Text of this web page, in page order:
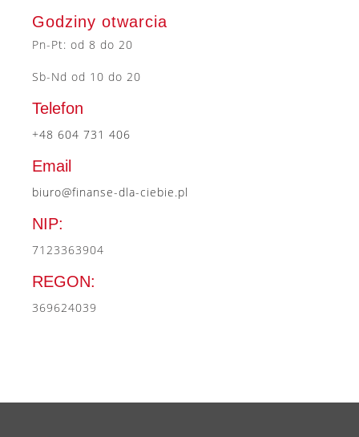
Godziny otwarcia
Pn-Pt: od 8 do 20
Sb-Nd od 10 do 20
Telefon
+48 604 731 406
Email
biuro@finanse-dla-ciebie.pl
NIP:
7123363904
REGON:
369624039